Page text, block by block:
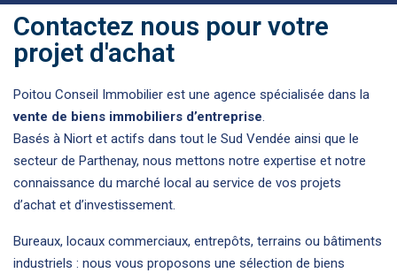
Contactez nous pour votre
projet d'achat
Poitou Conseil Immobilier est une agence spécialisée dans la
vente de biens immobiliers d’entreprise.
Basés à Niort et actifs dans tout le Sud Vendée ainsi que le
secteur de Parthenay, nous mettons notre expertise et notre
connaissance du marché local au service de vos projets
d’achat et d’investissement.
Bureaux, locaux commerciaux, entrepôts, terrains ou bâtiments
industriels : nous vous proposons une sélection de biens